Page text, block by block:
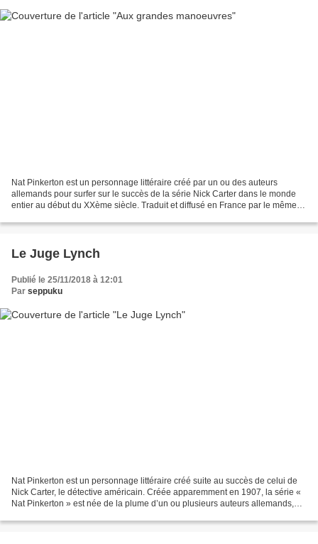
Nat Pinkerton est un personnage littéraire créé par un ou des auteurs
allemands pour surfer sur le succès de la série Nick Carter dans le monde
entier au début du XXème siècle. Traduit et diffusé en France par le même
Le Juge Lynch
Publié le 25/11/2018 à 12:01
Par seppuku
Nat Pinkerton est un personnage littéraire créé suite au succès de celui de
Nick Carter, le détective américain. Créée apparemment en 1907, la série «
Nat Pinkerton » est née de la plume d’un ou plusieurs auteurs allemands,